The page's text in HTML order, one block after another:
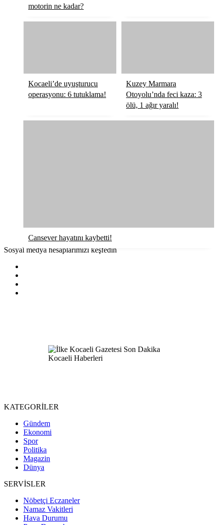
motorin ne kadar?
Kocaeli’de uyuşturucu
operasyonu: 6 tutuklama!
Kuzey Marmara
Otoyolu’nda feci kaza: 3
ölü, 1 ağır yaralı!
Cansever hayatını kaybetti!
Sosyal medya hesaplarımızı keşfedin
KATEGORİLER
Gündem
Ekonomi
Spor
Politika
Magazin
Dünya
SERVİSLER
Nöbetçi Eczaneler
Namaz Vakitleri
Hava Durumu